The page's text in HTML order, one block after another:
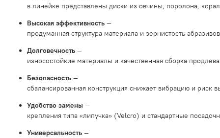
в линейке представлены диски из овчины, поролона,
Высокая эффективность —
продуманная структура материала и зернистость абразивов
Долговечность —
износостойкие материалы и качественная сборка
Безопасность —
сбалансированная конструкция снижает вибрацию и риск
Удобство замены —
крепления типа «липучка» (Velcro) и стандартные
Универсальность —